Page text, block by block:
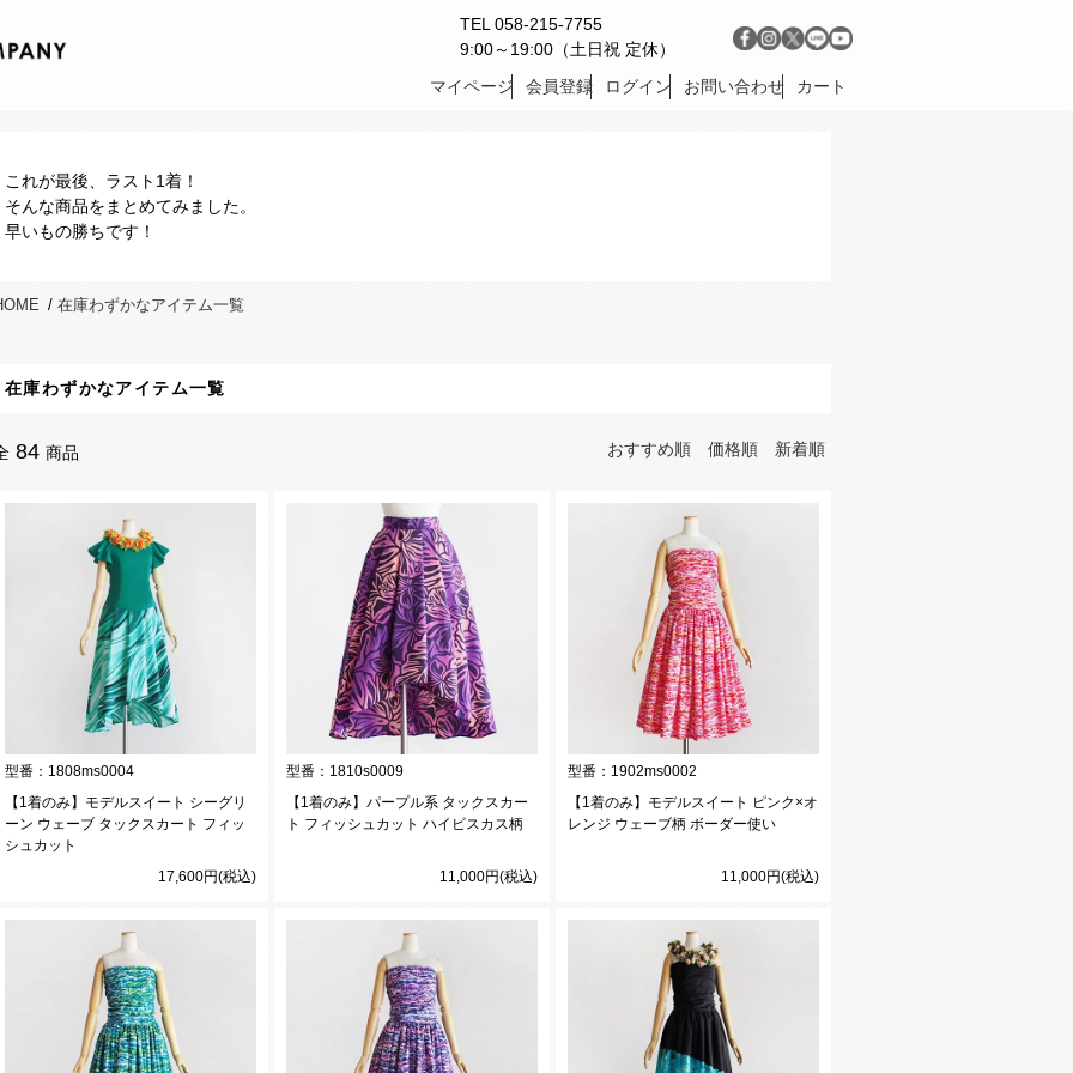
TEL 058-215-7755
9:00～19:00（土日祝 定休）
マイページ
会員登録 ログイン お問い合わせ カート
これが最後、ラスト1着！
そんな商品をまとめてみました。
早いもの勝ちです！
/ 在庫わずかなアイテム一覧
在庫わずかなアイテム一覧
84 商品 おすすめ順 価格順 新着順
型番： 1808ms0004
【1着のみ】モデルスイート シーグリ
ーン ウェーブ タックスカート フィッ
シュカット
17,600円(税込)
型番： 1810s0009
【1着のみ】パープル系 タックスカー
ト フィッシュカット ハイビスカス柄
11,000円(税込)
型番： 1902ms0002
【1着のみ】モデルスイート ピンク×オ
レンジ ウェーブ柄 ボーダー使い
11,000円(税込)